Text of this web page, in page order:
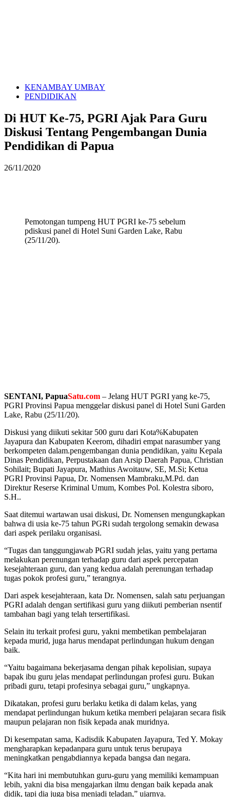
KENAMBAY UMBAY
PENDIDIKAN
Di HUT Ke-75, PGRI Ajak Para Guru
Diskusi Tentang Pengembangan Dunia
Pendidikan di Papua
26/11/2020
Pemotongan tumpeng HUT PGRI ke-75 sebelum
pdiskusi panel di Hotel Suni Garden Lake, Rabu
(25/11/20).
SENTANI, PapuaSatu.com – Jelang HUT PGRI yang ke-75,
PGRI Provinsi Papua menggelar diskusi panel di Hotel Suni Garden
Lake, Rabu (25/11/20).
Diskusi yang diikuti sekitar 500 guru dari Kota%Kabupaten
Jayapura dan Kabupaten Keerom, dihadiri empat narasumber yang
berkompeten dalam.pengembangan dunia pendidikan, yaitu Kepala
Dinas Pendidikan, Perpustakaan dan Arsip Daerah Papua, Christian
Sohilait; Bupati Jayapura, Mathius Awoitauw, SE, M.Si; Ketua
PGRI Provinsi Papua, Dr. Nomensen Mambraku,M.Pd. dan
Direktur Reserse Kriminal Umum, Kombes Pol. Kolestra siboro,
S.H..
Saat ditemui wartawan usai diskusi, Dr. Nomensen mengungkapkan
bahwa di usia ke-75 tahun PGRi sudah tergolong semakin dewasa
dari aspek perilaku organisasi.
“Tugas dan tanggungjawab PGRI sudah jelas, yaitu yang pertama
melakukan perenungan terhadap guru dari aspek percepatan
kesejahteraan guru, dan yang kedua adalah perenungan terhadap
tugas pokok profesi guru,” terangnya.
Dari aspek kesejahteraan, kata Dr. Nomensen, salah satu perjuangan
PGRI adalah dengan sertifikasi guru yang diikuti pemberian nsentif
tambahan bagi yang telah tersertifikasi.
Selain itu terkait profesi guru, yakni membetikan pembelajaran
kepada murid, juga harus mendapat perlindungan hukum dengan
baik.
“Yaitu bagaimana bekerjasama dengan pihak kepolisian, supaya
bapak ibu guru jelas mendapat perlindungan profesi guru. Bukan
pribadi guru, tetapi profesinya sebagai guru,” ungkapnya.
Dikatakan, profesi guru berlaku ketika di dalam kelas, yang
mendapat perlindungan hukum ketika memberi pelajaran secara fisik
maupun pelajaran non fisik kepada anak muridnya.
Di kesempatan sama, Kadisdik Kabupaten Jayapura, Ted Y. Mokay
mengharapkan kepadanpara guru untuk terus berupaya
meningkatkan pengabdiannya kepada bangsa dan negara.
“Kita hari ini membutuhkan guru-guru yang memiliki kemampuan
lebih, yakni dia bisa mengajarkan ilmu dengan baik kepada anak
didik, tapi dia juga bisa menjadi teladan,” ujarnya.